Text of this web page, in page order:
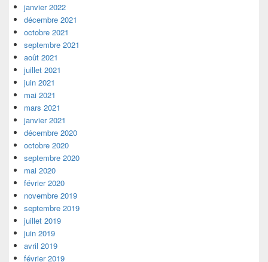
janvier 2022
décembre 2021
octobre 2021
septembre 2021
août 2021
juillet 2021
juin 2021
mai 2021
mars 2021
janvier 2021
décembre 2020
octobre 2020
septembre 2020
mai 2020
février 2020
novembre 2019
septembre 2019
juillet 2019
juin 2019
avril 2019
février 2019